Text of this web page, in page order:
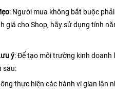
: Người mua không bắt buộc
giá cho Shop, hãy sử dụng tính
ý: Để tạo môi trường kinh
sau:
thực hiện các hành vi gian lận